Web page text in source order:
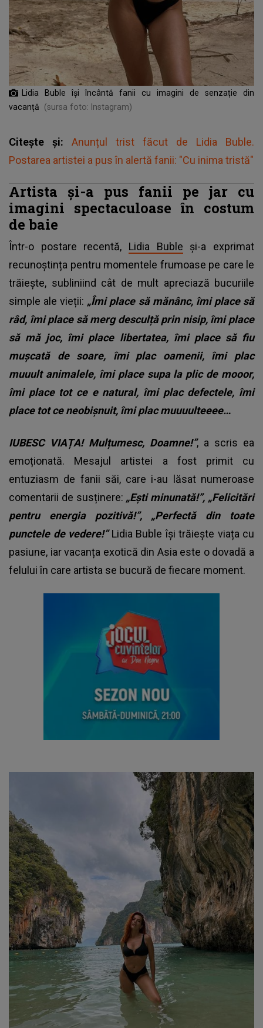
Lidia Buble își încântă fanii cu imagini de senzație din
vacanță
(sursa foto: Instagram)
Citește și: Anunțul trist făcut de Lidia Buble.
Postarea artistei a pus în alertă fanii: "Cu inima tristă"
Artista și-a pus fanii pe jar cu
imagini spectaculoase în costum
de baie
Într-o postare recentă, Lidia Buble și-a exprimat
recunoștința pentru momentele frumoase pe care le
trăiește, subliniind cât de mult apreciază bucuriile
simple ale vieții: „Îmi place să mănânc, îmi place să
râd, îmi place să merg desculță prin nisip, îmi place
să mă joc, îmi place libertatea, îmi place să fiu
mușcată de soare, îmi plac oamenii, îmi plac
muuult animalele, îmi place supa la plic de mooor,
îmi place tot ce e natural, îmi plac defectele, îmi
place tot ce neobișnuit, îmi plac muuuulteeee…
IUBESC VIAȚA! Mulțumesc, Doamne!”, a scris ea
emoționată. Mesajul artistei a fost primit cu
entuziasm de fanii săi, care i-au lăsat numeroase
comentarii de susținere: „Ești minunată!”, „Felicitări
pentru energia pozitivă!”, „Perfectă din toate
punctele de vedere!”Lidia Buble își trăiește viața cu
pasiune, iar vacanța exotică din Asia este o dovadă a
felului în care artista se bucură de fiecare moment.